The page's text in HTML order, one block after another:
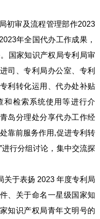
审及流程管理部作2023
年全国代办工作成果，
国家知识产权局专利局审
司、专利局办公室、专利
利转化运用、代办处补贴
和检索系统使用等进行介
岛分理处分享代办工作经
靠前服务作用,促进专利转
行分组讨论，集中交流探
于表扬 2023 年度专利局
、关于命名一星级国家知
知识产权局青年文明号的